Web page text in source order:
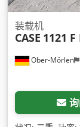
Ober-Mörlen
装载机
CASE 1121